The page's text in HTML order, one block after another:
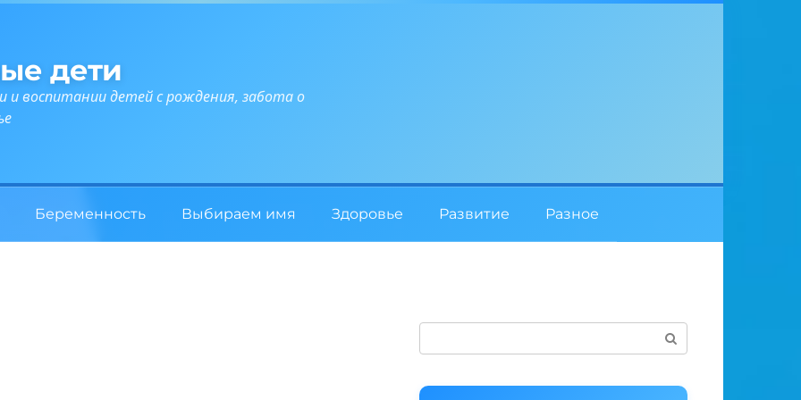
дети
и воспитании детей с рождения, забота о
Беременность Выбираем имя Здоровье Развитие Разное